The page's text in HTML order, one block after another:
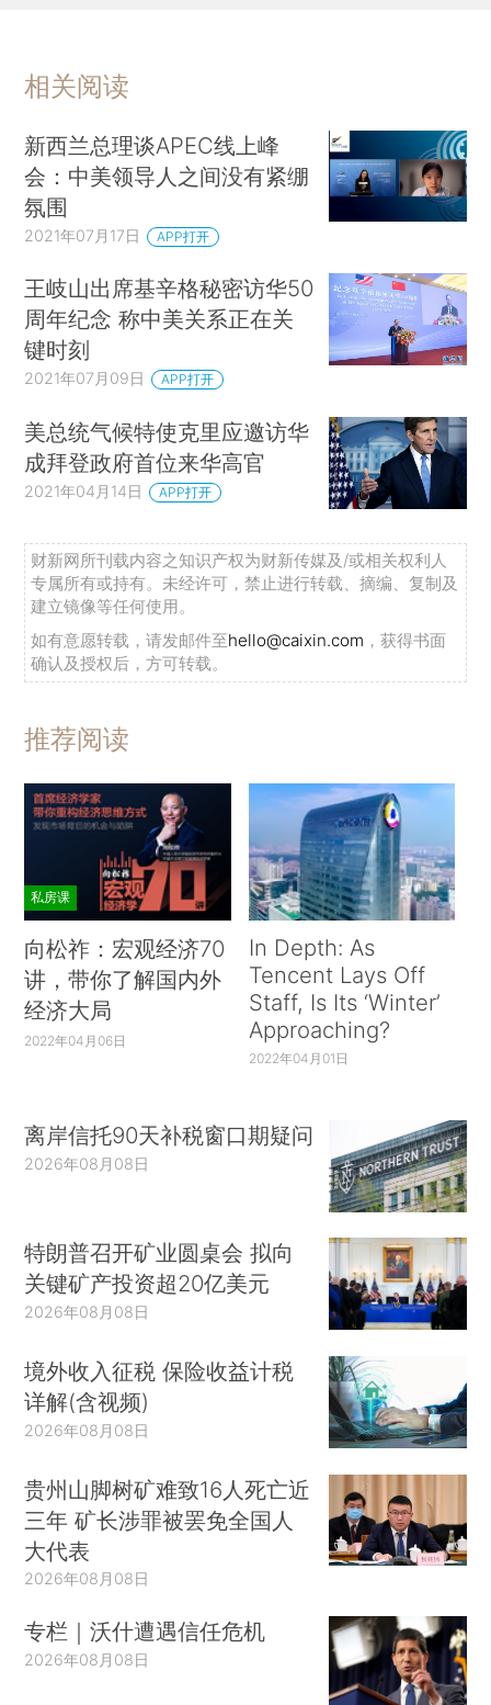
相关阅读
新西兰总理谈APEC线上峰
会：中美领导人之间没有紧绷
氛围
2021年07月17日 APP打开
王岐山出席基辛格秘密访华50
周年纪念 称中美关系正在关
键时刻
2021年07月09日 APP打开
美总统气候特使克里应邀访华
成拜登政府首位来华高官
2021年04月14日 APP打开
财新网所刊载内容之知识产权为财新传媒及/或相关权利人
专属所有或持有。未经许可，禁止进行转载、摘编、复制及
建立镜像等任何使用。
如有意愿转载，请发邮件至hello@caixin.com ，获得书面
确认及授权后，方可转载。
推荐阅读
私房课
向松祚：宏观经济70
讲，带你了解国内外
经济大局
2022年04月06日
In Depth: As
Tencent Lays Off
Staff, Is Its ‘Winter’
Approaching?
2022年04月01日
离岸信托90天补税窗口期疑问
2026年08月08日
特朗普召开矿业圆桌会 拟向
关键矿产投资超20亿美元
2026年08月08日
境外收入征税 保险收益计税
详解(含视频)
2026年08月08日
贵州山脚树矿难致16人死亡近
三年 矿长涉罪被罢免全国人
大代表
2026年08月08日
专栏｜沃什遭遇信任危机
2026年08月08日